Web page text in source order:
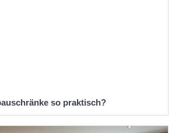
so praktisch?